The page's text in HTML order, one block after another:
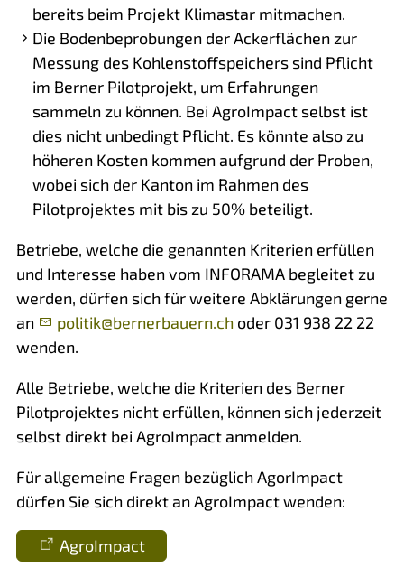
bereits beim Projekt Klimastar mitmachen.
Die Bodenbeprobungen der Ackerflächen zur
Messung des Kohlenstoffspeichers sind Pflicht
im Berner Pilotprojekt, um Erfahrungen
sammeln zu können. Bei AgroImpact selbst ist
dies nicht unbedingt Pflicht. Es könnte also zu
höheren Kosten kommen aufgrund der Proben,
wobei sich der Kanton im Rahmen des
Pilotprojektes mit bis zu 50% beteiligt.
Betriebe, welche die genannten Kriterien erfüllen
und Interesse haben vom INFORAMA begleitet zu
werden, dürfen sich für weitere Abklärungen gerne
an
p lt k b rn rb rn ch oder 031 938 22 22
wenden.
Alle Betriebe, welche die Kriterien des Berner
Pilotprojektes nicht erfüllen, können sich jederzeit
selbst direkt bei AgroImpact anmelden.
Für allgemeine Fragen bezüglich AgorImpact
dürfen Sie sich direkt an AgroImpact wenden:
AgroImpact